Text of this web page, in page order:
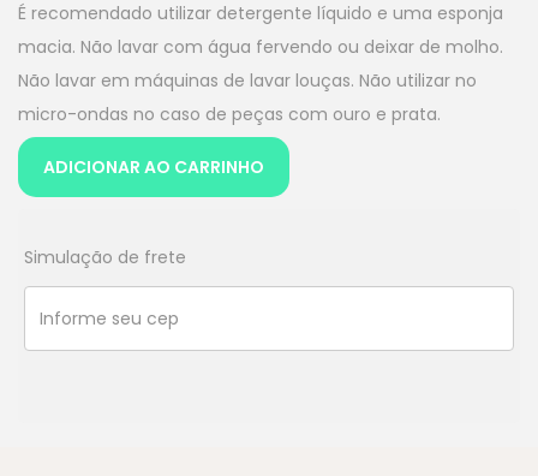
É recomendado utilizar detergente líquido e uma esponja
macia. Não lavar com água fervendo ou deixar de molho.
Não lavar em máquinas de lavar louças. Não utilizar no
micro-ondas no caso de peças com ouro e prata.
ADICIONAR AO CARRINHO
Simulação de frete